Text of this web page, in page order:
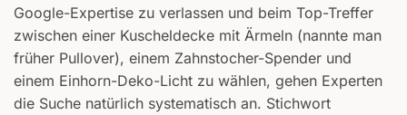
Google-Expertise zu verlassen und beim Top-Treffer
zwischen einer Kuscheldecke mit Ärmeln (nannte man
früher Pullover), einem Zahnstocher-Spender und
einem Einhorn-Deko-Licht zu wählen, gehen Experten
die Suche natürlich systematisch an. Stichwort